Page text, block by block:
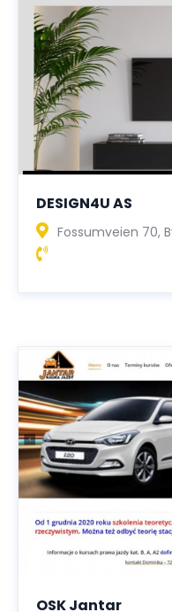
DESIGN4U AS
Fossumveien 70,
OSK Jantar